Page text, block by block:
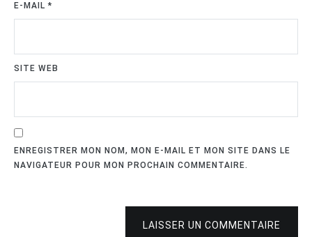
E-MAIL*
SITE WEB
ENREGISTRER MON NOM, MON E-MAIL ET MON SITE DANS LE
NAVIGATEUR POUR MON PROCHAIN COMMENTAIRE.
LAISSER UN COMMENTAIRE